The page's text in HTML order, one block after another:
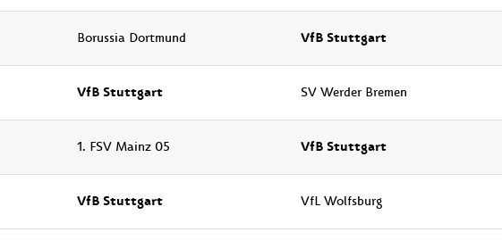
Borussia Dortmund VfB Stuttgart
VfB Stuttgart SV Werder Bremen
1. FSV Mainz 05 VfB Stuttgart
VfB Stuttgart VfL Wolfsburg